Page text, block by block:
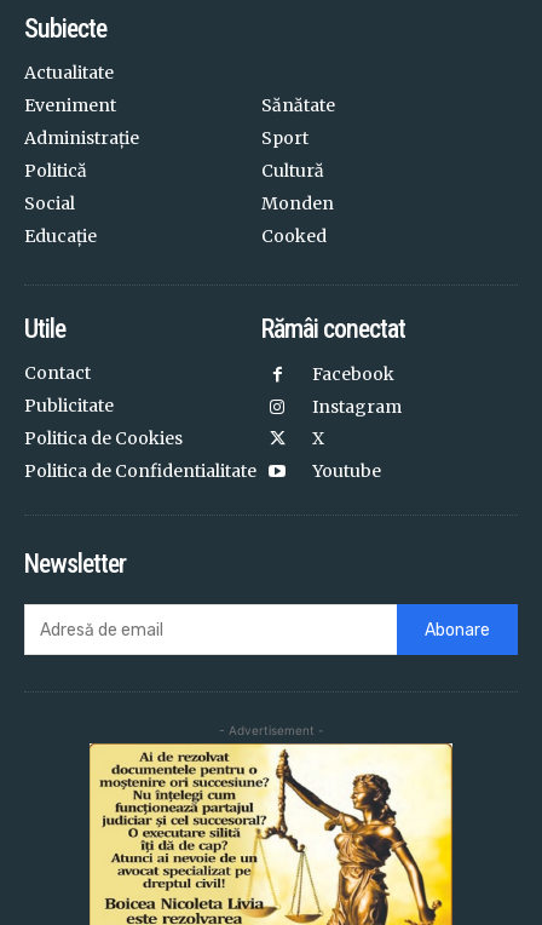
Subiecte
Actualitate
Eveniment
Administrație
Politică
Social
Educație
Sănătate
Sport
Cultură
Monden
Cooked
Utile
Contact
Publicitate
Politica de Cookies
Politica de Confidentialitate
Rămâi conectat
Facebook
Instagram
X
Youtube
Newsletter
Abonare
- Advertisement -